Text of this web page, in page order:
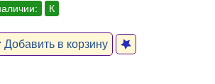
К
Добавить в корзину